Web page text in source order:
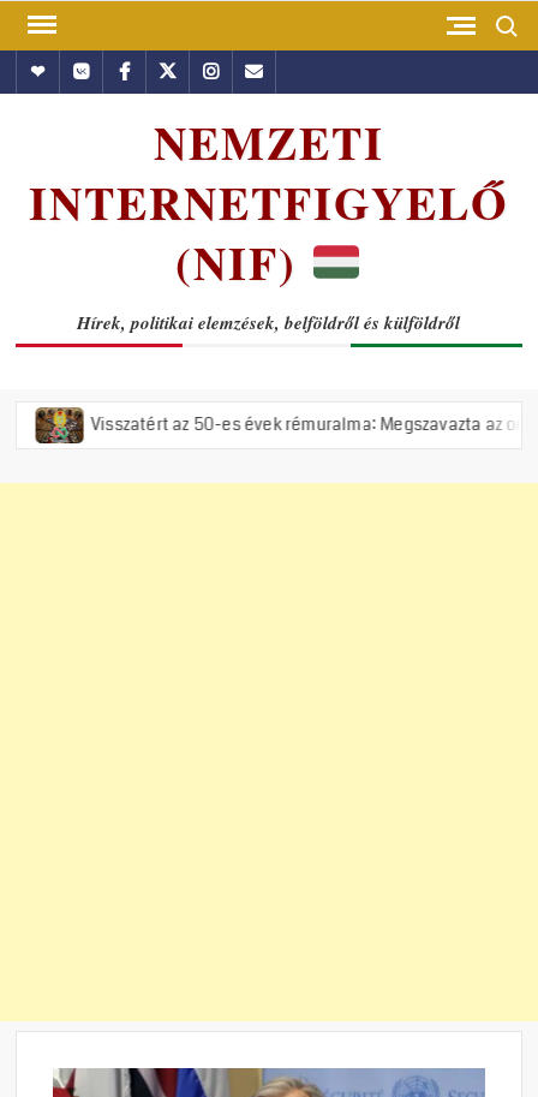
Skip
contentHundubVkontakte
Facebook
TwitterInstagram
Email
NEMZETI
INTERNETFIGYELŐ
(NIF)
Hírek, politikai elemzések, belföldről és külföldről
Visszatért az 50-es évek rémuralma: Megszavazta az